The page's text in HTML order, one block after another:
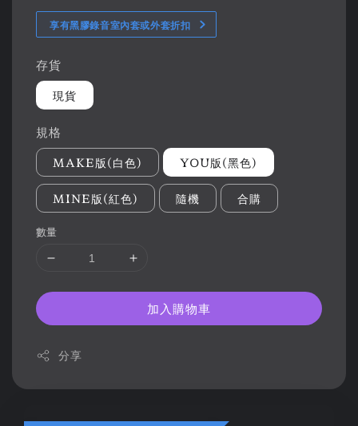
享有黑膠錄音室內套或外套折扣
存貨
現貨
規格
MAKE版(白色) YOU版(黑色)
MINE版(紅色) 隨機 合購
數量
加入購物車
分享